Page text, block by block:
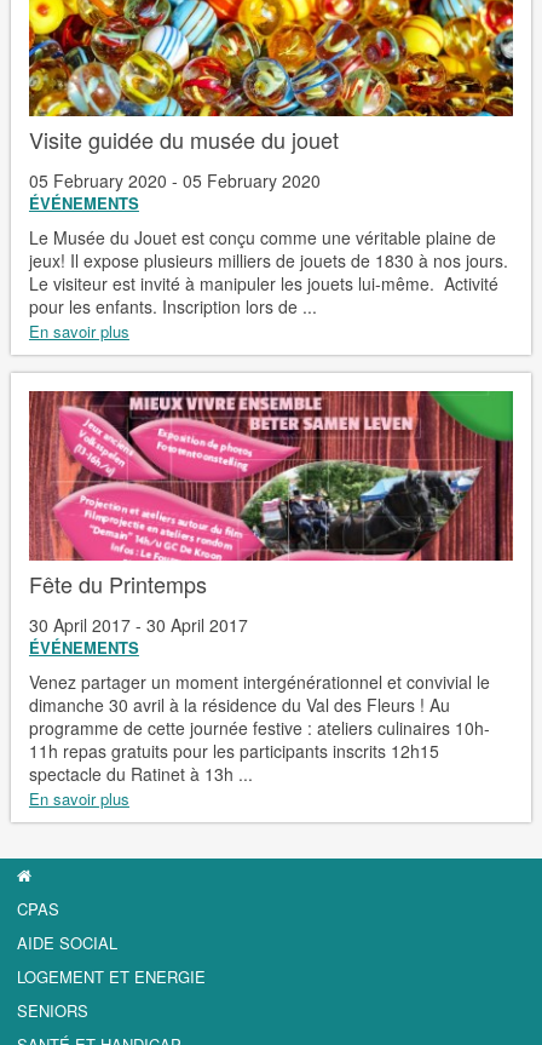
Visite guidée du musée du jouet
05 February 2020 - 05 February 2020
ÉVÉNEMENTS
Le Musée du Jouet est conçu comme une véritable plaine de
jeux! Il expose plusieurs milliers de jouets de 1830 à nos jours.
Le visiteur est invité à manipuler les jouets lui-même. Activité
pour les enfants. Inscription lors de ...
En savoir plus
Fête du Printemps
30 April 2017 - 30 April 2017
ÉVÉNEMENTS
Venez partager un moment intergénérationnel et convivial le
dimanche 30 avril à la résidence du Val des Fleurs ! Au
programme de cette journée festive : ateliers culinaires 10h-
11h repas gratuits pour les participants inscrits 12h15
spectacle du Ratinet à 13h ...
En savoir plus
CPAS
AIDE SOCIAL
LOGEMENT ET ENERGIE
SENIORS